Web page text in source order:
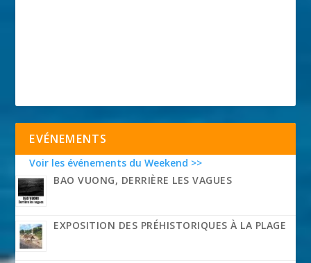
EVÉNEMENTS
Voir les événements du Weekend >>
BAO VUONG, DERRIÈRE LES VAGUES
EXPOSITION DES PRÉHISTORIQUES À LA PLAGE